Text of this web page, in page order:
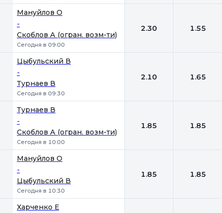
Мануйлов О
-
Скоблов А (огран. возм-ти)
Сегодня в 09:00
2.30 1.55
Цыбульский В
-
Турнаев В
Сегодня в 09:30
2.10 1.65
Турнаев В
-
Скоблов А (огран. возм-ти)
Сегодня в 10:00
1.85 1.85
Мануйлов О
-
Цыбульский В
Сегодня в 10:30
1.85 1.85
Харченко Е